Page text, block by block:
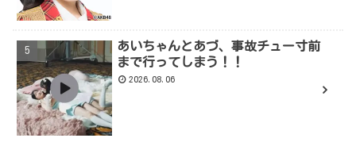
あいちゃんとあづ、事故チュー寸前
まで行ってしまう！！
2026.08.06